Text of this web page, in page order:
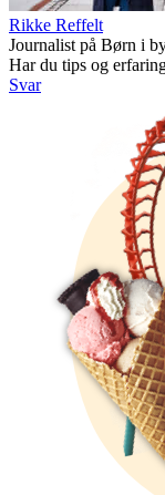
Rikke Reffelt
Journalist på Børn i
Har du tips og
Svar